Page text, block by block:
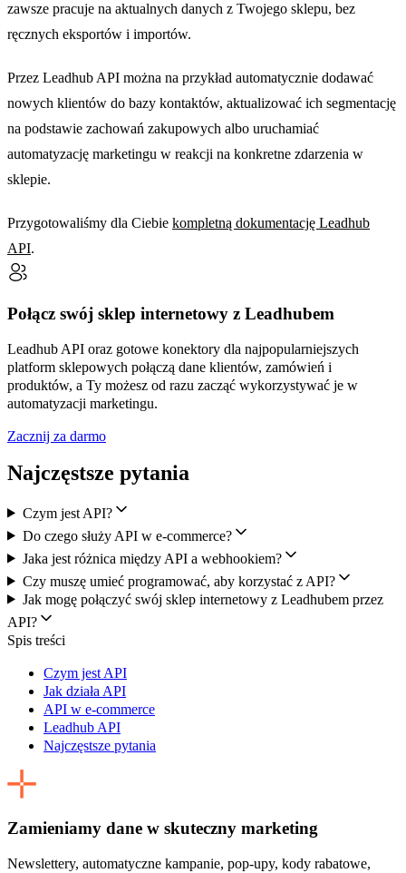
zawsze pracuje na aktualnych danych z Twojego sklepu, bez
ręcznych eksportów i importów.
Przez Leadhub API można na przykład automatycznie dodawać
nowych klientów do bazy kontaktów, aktualizować ich segmentację
na podstawie zachowań zakupowych albo uruchamiać
automatyzację marketingu w reakcji na konkretne zdarzenia w
sklepie.
Przygotowaliśmy dla Ciebie kompletną dokumentację Leadhub
API.
Połącz swój sklep internetowy z Leadhubem
Leadhub API oraz gotowe konektory dla najpopularniejszych
platform sklepowych połączą dane klientów, zamówień i
produktów, a Ty możesz od razu zacząć wykorzystywać je w
automatyzacji marketingu.
Zacznij za darmo
Najczęstsze pytania
Czym jest API?
Do czego służy API w e-commerce?
Jaka jest różnica między API a webhookiem?
Czy muszę umieć programować, aby korzystać z API?
Jak mogę połączyć swój sklep internetowy z Leadhubem przez
API?
Spis treści
Czym jest API
Jak działa API
API w e-commerce
Leadhub API
Najczęstsze pytania
Zamieniamy dane w skuteczny marketing
Newslettery, automatyczne kampanie, pop-upy, kody rabatowe,